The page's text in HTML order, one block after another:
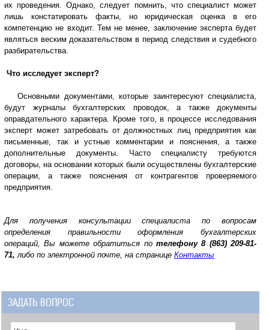
их проведения. Однако, следует помнить, что специалист может
лишь констатировать факты, но юридическая оценка в его
компетенцию не входит. Тем не менее, заключение эксперта будет
являться веским доказательством в период следствия и судебного
разбирательства.
Что исследует эксперт?
Основными документами, которые заинтересуют специалиста,
будут журналы бухгалтерских проводок, а также документы
оправдательного характера. Кроме того, в процессе исследования
эксперт может затребовать от должностных лиц предприятия как
письменные, так и устные комментарии и пояснения, а также
дополнительные документы. Часто специалисту требуются
договоры, на основании которых были осуществлены бухгалтерские
операции, а также пояснения от контрагентов проверяемого
предприятия.
Для получения консультации специалиста по вопросам
определения правильности оформления бухгалтерских
операций, Вы можете обратиться по телефону 8 (863) 209-81-
71, либо по электронной почте, на странице Контакты
ЗАДАТЬ ВОПРОС